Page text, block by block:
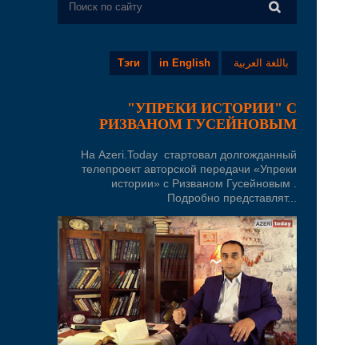
باللغة العربية in English
Тэги
"УПРЕКИ ИСТОРИИ" С
РИЗВАНОМ ГУСЕЙНОВЫМ
На Azeri.Today стартовал долгожданный
телепроект авторской передачи «Упреки
истории» с Ризваном Гусейновым .
Подробно представлят...